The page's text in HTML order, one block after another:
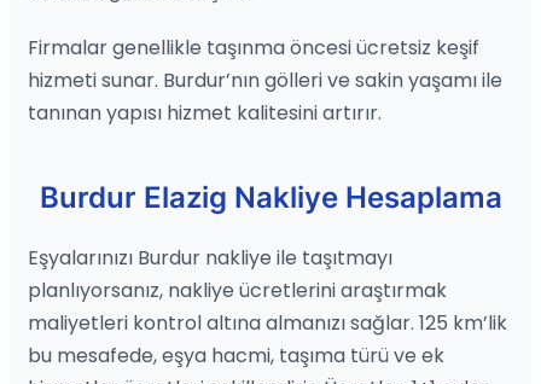
Firmalar genellikle taşınma öncesi ücretsiz keşif
hizmeti sunar. Burdur’nın gölleri ve sakin yaşamı ile
tanınan yapısı hizmet kalitesini artırır.
Burdur Elazig Nakliye Hesaplama
Eşyalarınızı Burdur nakliye ile taşıtmayı
planlıyorsanız, nakliye ücretlerini araştırmak
maliyetleri kontrol altına almanızı sağlar. 125 km’lik
bu mesafede, eşya hacmi, taşıma türü ve ek